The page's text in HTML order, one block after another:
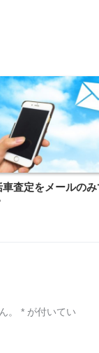
車査定をメールの
。 * が付いてい